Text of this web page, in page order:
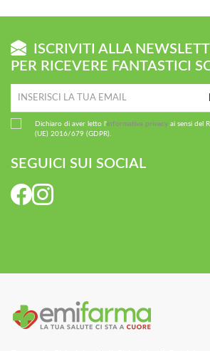
ISCRIVITI ALLA
PER RICEVERE FANTASTICI
Dichiaro di aver letto l'informativa privacy ai sensi del
(UE) 2016/679 (GDPR).
SEGUICI SUI SOCIAL